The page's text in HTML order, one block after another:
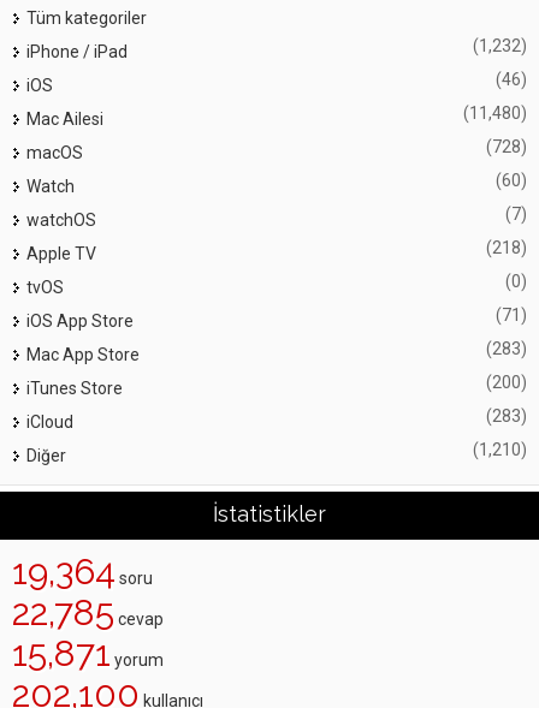
Tüm kategoriler
iPhone / iPad
(1,232)
iOS (46)
Mac Ailesi (11,480)
macOS (728)
Watch (60)
watchOS (7)
Apple TV (218)
tvOS (0)
iOS App Store (71)
Mac App Store (283)
iTunes Store (200)
iCloud (283)
Diğer (1,210)
İstatistikler
19,364 soru
22,785 cevap
15,871 yorum
202,100 kullanıcı